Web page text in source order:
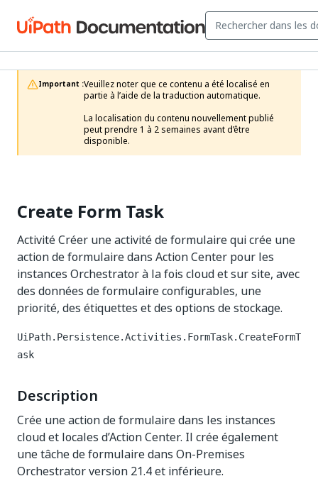
Important :Veuillez noter que ce contenu a été localisé en
partie à l’aide de la traduction automatique.
La localisation du contenu nouvellement publié
peut prendre 1 à 2 semaines avant d’être
disponible.
Create Form Task
Activité Créer une activité de formulaire qui crée une
action de formulaire dans Action Center pour les
instances Orchestrator à la fois cloud et sur site, avec
des données de formulaire configurables, une
priorité, des étiquettes et des options de stockage.
UiPath.Persistence.Activities.FormTask.CreateFormT
ask
Description
Crée une action de formulaire dans les instances
cloud et locales d’Action Center. Il crée également
une tâche de formulaire dans On-Premises
Orchestrator version 21.4 et inférieure.